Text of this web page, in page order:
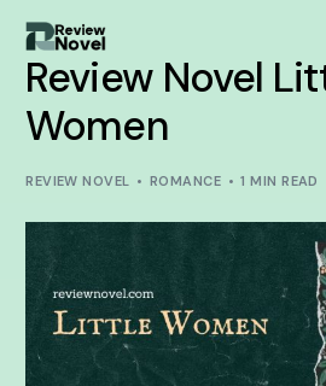
Review Novel
Women
REVIEW NOVEL ROMANCE 1 MIN READ